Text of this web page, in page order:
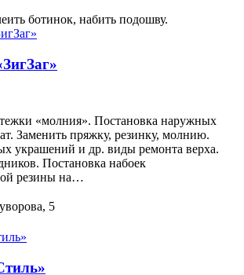
ботинок, набить подошву.
«молния». Постановка наружных
Заменить пряжку, резинку, молнию.
украшений и др. виды ремонта верха.
Постановка набоек
резины на…
5